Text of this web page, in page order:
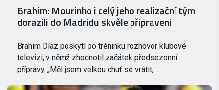
Brahim: Mourinho i celý jeho realizační tým
dorazili do Madridu skvěle připraveni
Brahim Díaz poskytl po tréninku rozhovor klubové
televizi, v němž zhodnotil začátek předsezonní
přípravy. „Měl jsem velkou chuť se vrátit,…